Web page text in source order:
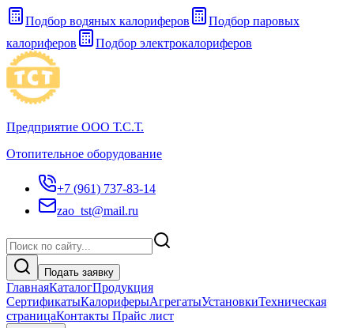
Подбор водяных калориферов
Подбор паровых
калориферов
Подбор электрокалориферов
Предприятие ООО Т.С.Т.
Отопительное оборудование
+7 (961) 737-83-14
zao_tst@mail.ru
Подать заявку
ГлавнаяКаталогПродукция
СертификатыКалориферыАгрегатыУстановкиТехническая
страницаКонтакты Прайс лист